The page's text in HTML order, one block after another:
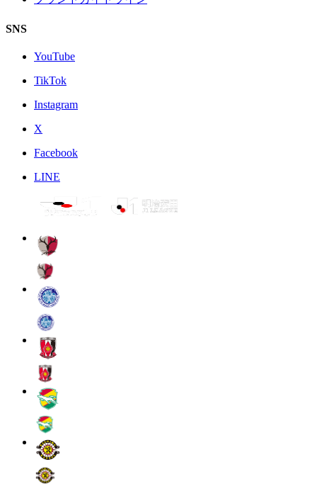
SNS
YouTube
TikTok
Instagram
X
Facebook
LINE